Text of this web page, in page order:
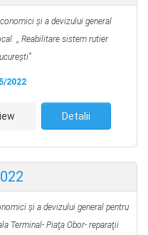
şi a devizului general
,, Reabilitare sistem rutier
2022
Detalii
şi a devizului general pentru
Terminal- Piaţa Obor- reparaţii